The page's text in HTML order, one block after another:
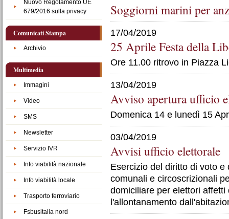
Nuovo Regolamento UE
679/2016 sulla privacy
Comunicati Stampa
Archivio
Multimedia
Immagini
Video
SMS
Newsletter
Servizio IVR
Info viabilità nazionale
Info viabilità locale
Trasporto ferroviario
Fsbusitalia nord
Soggiorni marini per
17/04/2019
25 Aprile Festa della
Ore 11.00 ritrovo in Piazza
13/04/2019
Avviso apertura ufficio
Domenica 14 e lunedì 15
03/04/2019
Avvisi ufficio elettorale
Esercizio del diritto di voto
comunali e circoscrizionali
domiciliare per elettori
l'allontanamento